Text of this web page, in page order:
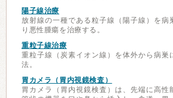
陽子線治療
放射線の一種である粒子線（陽子線）を病
り悪性腫瘍を治療する。
重粒子線治療
重粒子線（炭素イオン線）を体外から病巣
法。
胃カメラ（胃内視鏡検査）
胃カメラ（胃内視鏡検査）は、先端に高性